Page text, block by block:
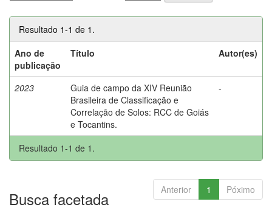
Resultado 1-1 de 1.
Ano de
publicação
Título Autor(es)
2023
Guia de campo da XIV Reunião
Brasileira de Classificação e
Correlação de Solos: RCC de Goiás
e Tocantins.
-
Resultado 1-1 de 1.
Anterior 1 Póximo
Busca facetada